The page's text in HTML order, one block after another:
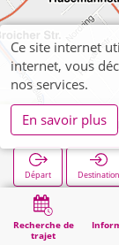
Recherche de
trajet
Alsdorf,
Départ Destination
Démarrage
Ce site internet
internet, vous
nos services.
En savoir plus